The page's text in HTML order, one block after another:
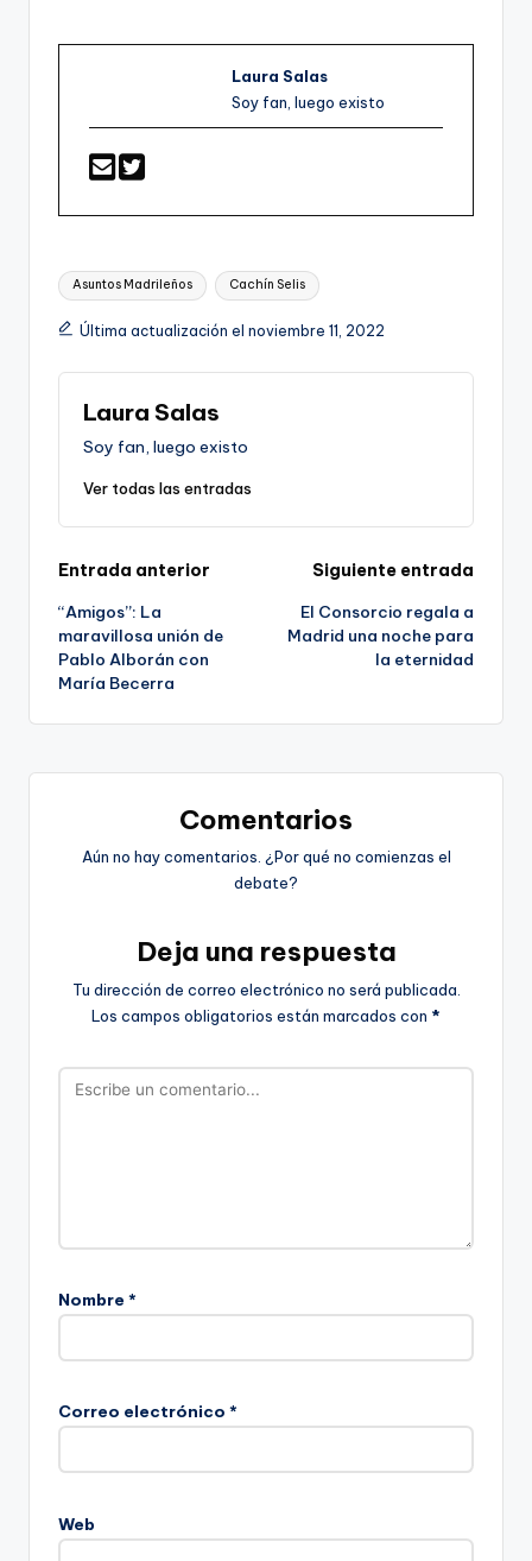
Laura Salas
Soy fan, luego existo
Etiquetas:
Asuntos Madrileños Cachín Selis
Última actualización el noviembre 11, 2022
Laura Salas
Soy fan, luego existo
Ver todas las entradas
Navegación
de
entradas
Entrada anterior
“Amigos”: La
maravillosa unión de
Pablo Alborán con
María Becerra
Siguiente entrada
El Consorcio regala a
Madrid una noche para
la eternidad
Comentarios
Aún no hay comentarios. ¿Por qué no comienzas el
debate?
Deja una respuesta
Tu dirección de correo electrónico no será publicada.
Los campos obligatorios están marcados con *
Nombre *
Correo electrónico *
Web